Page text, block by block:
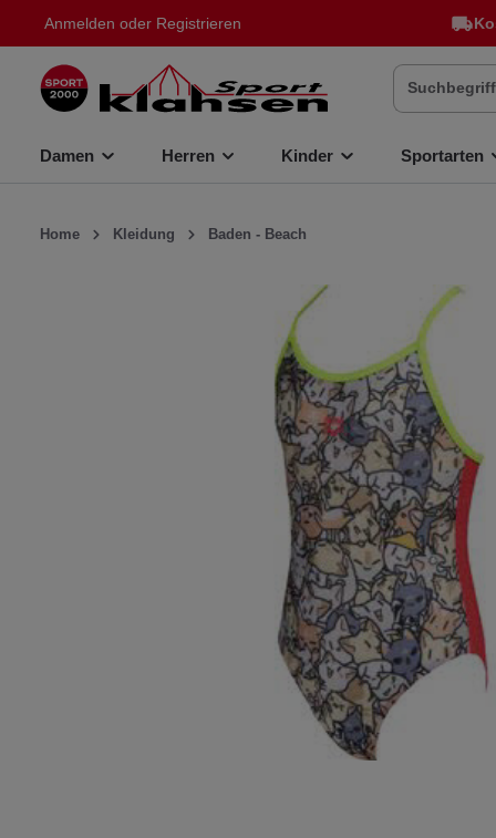
springen
Anmelden oder Registrieren
Damen Herren Kinder Sportarten
Home Kleidung Baden - Beach